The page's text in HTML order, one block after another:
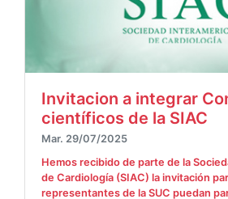
Invitacion a integrar
científicos de la SIAC
Mar. 29/07/2025
Hemos recibido de parte de la
de Cardiología (SIAC) la invitación
representantes de la SUC puedan